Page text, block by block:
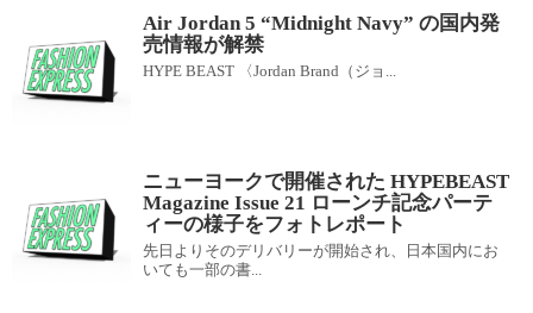
Air Jordan 5 “Midnight Navy” の国内発
売情報が解禁
HYPE BEAST 〈Jordan Brand（ジョ...
ニューヨークで開催された HYPEBEAST
Magazine Issue 21 ローンチ記念パーテ
ィーの様子をフォトレポート
先日よりそのデリバリーが開始され、日本国内にお
いても一部の書...